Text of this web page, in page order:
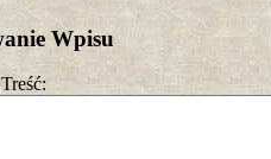
Wpisu
Treść: